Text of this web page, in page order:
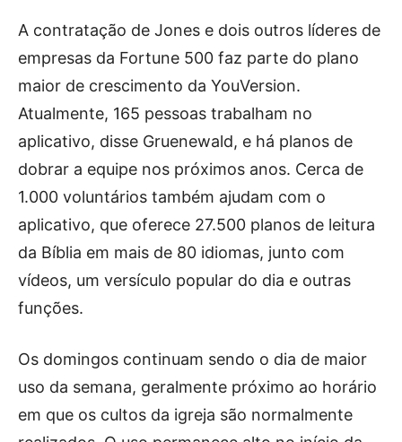
A contratação de Jones e dois outros líderes de
empresas da Fortune 500 faz parte do plano
maior de crescimento da YouVersion.
Atualmente, 165 pessoas trabalham no
aplicativo, disse Gruenewald, e há planos de
dobrar a equipe nos próximos anos. Cerca de
1.000 voluntários também ajudam com o
aplicativo, que oferece 27.500 planos de leitura
da Bíblia em mais de 80 idiomas, junto com
vídeos, um versículo popular do dia e outras
funções.
Os domingos continuam sendo o dia de maior
uso da semana, geralmente próximo ao horário
em que os cultos da igreja são normalmente